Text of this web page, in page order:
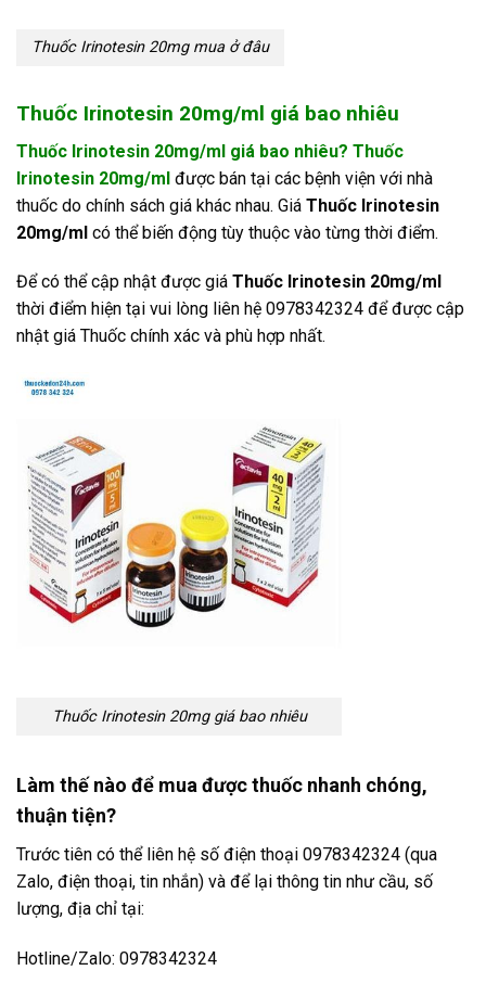
Thuốc Irinotesin 20mg mua ở đâu
Thuốc Irinotesin 20mg/ml giá bao nhiêu
Thuốc Irinotesin 20mg/ml giá bao nhiêu? Thuốc
Irinotesin 20mg/ml được bán tại các bệnh viện với nhà
thuốc do chính sách giá khác nhau. Giá Thuốc Irinotesin
20mg/ml có thể biến động tùy thuộc vào từng thời điểm.
Để có thể cập nhật được giá Thuốc Irinotesin 20mg/ml
thời điểm hiện tại vui lòng liên hệ 0978342324 để được cập
nhật giá Thuốc chính xác và phù hợp nhất.
Thuốc Irinotesin 20mg giá bao nhiêu
Làm thế nào để mua được thuốc nhanh chóng,
thuận tiện?
Trước tiên có thể liên hệ số điện thoại 0978342324 (qua
Zalo, điện thoại, tin nhắn) và để lại thông tin như cầu, số
lượng, địa chỉ tại:
Hotline/Zalo: 0978342324